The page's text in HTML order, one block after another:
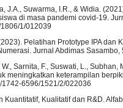
J.A., Suwarma, I.R., & Widia.
di masa pandemi covid-19.
1/012039
Pelatihan Prototype IPA dan
Jurnal Abdimas
Sarnita, F., Suswati, L.,
meningkatkan keterampilan
6596/1521/2/022036
Kualitatif dan R&D.